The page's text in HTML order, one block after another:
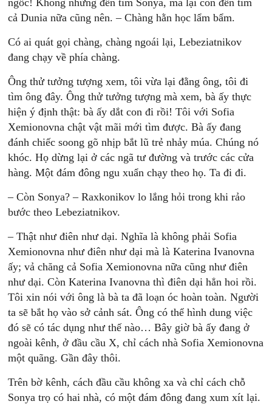
ngốc! Không những đến tìm Sonya, mà lại còn đến tìm
cả Dunia nữa cũng nên. – Chàng hằn học lẩm bẩm.
Có ai quát gọi chàng, chàng ngoái lại, Lebeziatnikov
đang chạy về phía chàng.
Ông thử tưởng tượng xem, tôi vừa lại đằng ông, tôi đi
tìm ông đây. Ông thử tưởng tượng mà xem, bà ấy thực
hiện ý định thật: bà ấy dắt con đi rồi! Tôi với Sofia
Xemionovna chật vật mãi mới tìm được. Bà ấy đang
đánh chiếc soong gõ nhịp bắt lũ trẻ nhảy múa. Chúng nó
khóc. Họ dừng lại ở các ngã tư đường và trước các cửa
hàng. Một đám đông ngu xuẩn chạy theo họ. Ta đi đi.
– Còn Sonya? – Raxkonikov lo lắng hỏi trong khi rảo
bước theo Lebeziatnikov.
– Thật như điên như dại. Nghĩa là không phải Sofia
Xemionovna như điên như dại mà là Katerina Ivanovna
ấy; vả chăng cả Sofia Xemionovna nữa cũng như điên
như dại. Còn Katerina Ivanovna thì điên dại hẳn hoi rồi.
Tôi xin nói với ông là bà ta đã loạn óc hoàn toàn. Người
ta sẽ bắt họ vào sở cảnh sát. Ông có thể hình dung việc
đó sẽ có tác dụng như thế nào… Bây giờ bà ấy đang ở
ngoài kênh, ở đầu cầu X, chỉ cách nhà Sofia Xemionovna
một quãng. Gần đây thôi.
Trên bờ kênh, cách đầu cầu không xa và chỉ cách chỗ
Sonya trọ có hai nhà, có một đám đông đang xum xít lại.